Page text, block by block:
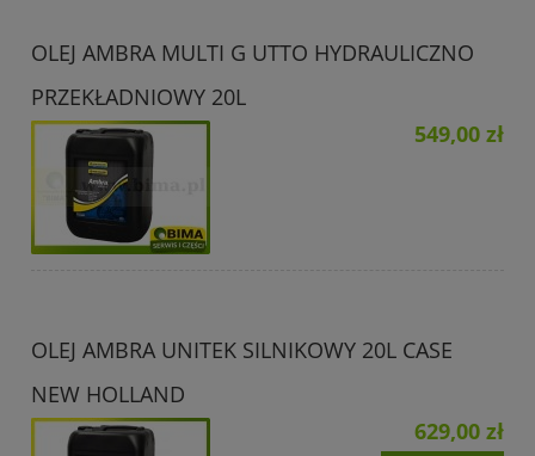
OLEJ AMBRA MULTI G UTTO HYDRAULICZNO
PRZEKŁADNIOWY 20L
549,00 zł
OLEJ AMBRA UNITEK SILNIKOWY 20L CASE
NEW HOLLAND
629,00 zł